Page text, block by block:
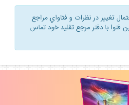
تغيير در نظرات و فتاواي مراجع
فتوا با دفتر مرجع تقليد خود تماس